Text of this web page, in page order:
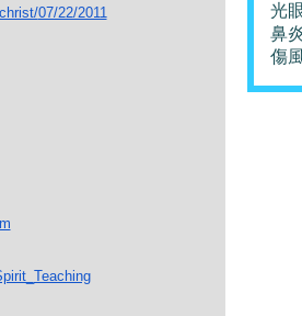
07/22/2011
Teaching
光
鼻
傷